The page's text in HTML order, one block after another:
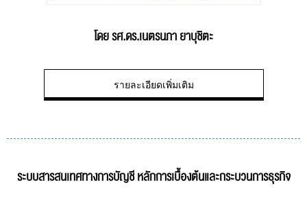
โดย รศ.ดร.เนตรนภา ยาบุชิตะ
รายละเอียดเพิ่มเติม
ระบบสารสนเทศทางการบัญชี หลักการเบื้องต้นและกระบวนการธุรกิจ